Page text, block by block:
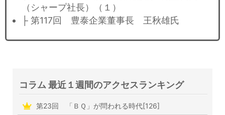
（シャープ社長）（１）
├ 第117回 豊泰企業董事長 王秋雄氏
コラム 最近１週間のアクセスランキング
第23回 「ＢＱ」が問われる時代[126]